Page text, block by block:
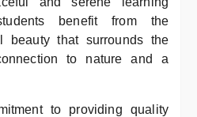
benefit from the
beauty that surrounds the
to nature and a
to providing quality